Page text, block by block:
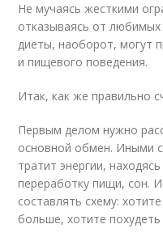
Не мучаясь жесткими
отказываясь от
диеты, наоборот, могут
и пищевого поведения.
Итак, как же правильно
Первым делом нужно
основной обмен. Иными
тратит энергии,
переработку пищи, сон.
составлять схему:
больше, хотите